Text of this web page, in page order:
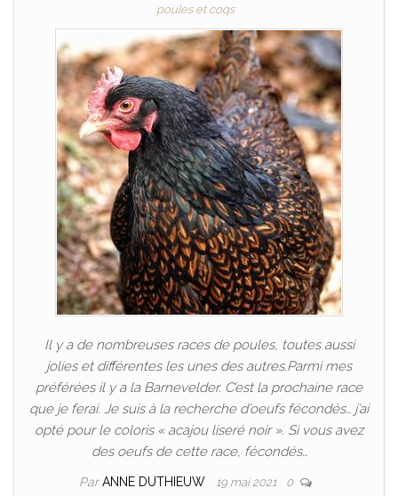
poules et coqs
Il y a de nombreuses races de poules, toutes aussi
jolies et différentes les unes des autres.Parmi mes
préférées il y a la Barnevelder. C’est la prochaine race
que je ferai. Je suis à la recherche d’oeufs fécondés… j’ai
opté pour le coloris « acajou liseré noir ». Si vous avez
des oeufs de cette race, fécondés…
ParANNE DUTHIEUW 19 mai 2021 0